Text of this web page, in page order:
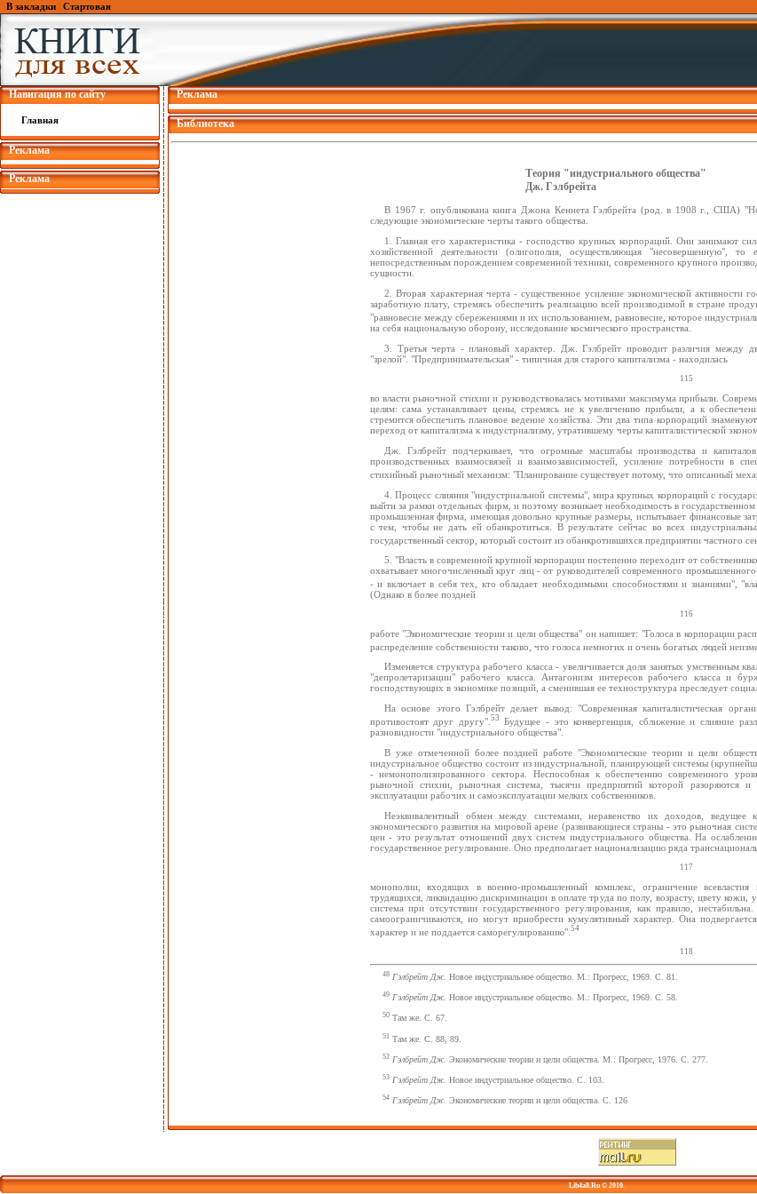
В закладки Стартовая
Навигация по сайту
Главная
Реклама
Реклама
Реклама
Библиотека
Теория "индустриального общества"
Дж. Гэлбрейта
В 1967 г. опубликована книга Джона Кеннета Гэлбрейта (род. в 1908 г., США)
следующие экономические черты такого общества.
1. Главная его характеристика - господство крупных корпораций. Они занимают
хозяйственной деятельности (олигополия, осуществляющая "несовершенную",
непосредственным порождением современной техники, современного крупного
сущности.
2. Вторая характерная черта - существенное усиление экономической активности
заработную плату, стремясь обеспечить реализацию всей производимой в стране
"равновесие между сбережениями и их использованием, равновесие, которое
на себя национальную оборону, исследование космического пространства.
3. Третья черта - плановый характер. Дж. Гэлбрейт проводит различия между
"зрелой". "Предпринимательская" - типичная для старого капитализма - находилась
115
во власти рыночной стихии и руководствовалась мотивами максимума прибыли.
целям: сама устанавливает цены, стремясь не к увеличению прибыли, а к
стремится обеспечить плановое ведение хозяйства. Эти два типа корпораций
переход от капитализма к индустриализму, утратившему черты капиталистической
Дж. Гэлбрейт подчеркивает, что огромные масштабы производства и капиталов,
производственных взаимосвязей и взаимозависимостей, усиление потребности в
стихийный рыночный механизм: "Планирование существует потому, что описанный
4. Процесс слияния "индустриальной системы", мира крупных корпораций с
выйти за рамки отдельных фирм, и поэтому возникает необходимость в
промышленная фирма, имеющая довольно крупные размеры, испытывает финансовые
с тем, чтобы не дать ей обанкротиться. В результате сейчас во всех
государственный сектор, который состоит из обанкротившихся предприятии частного
5. "Власть в современной крупной корпорации постепенно переходит от
охватывает многочисленный круг лиц - от руководителей современного
- и включает в себя тех, кто обладает необходимыми способностями и знаниями",
(Однако в более поздней
116
работе "Экономические теории и цели общества" он напишет: "Голоса в корпорации
распределение собственности таково, что голоса немногих и очень богатых людей
Изменяется структура рабочего класса - увеличивается доля занятых умственным
"депролетаризации" рабочего класса. Антагонизм интересов рабочего класса и
господствующих в экономике позиций, а сменившая ее техноструктура преследует
На основе этого Гэлбрейт делает вывод: "Современная капиталистическая
противостоят друг другу". 53 Будущее - это конвергенция, сближение и слияние
разновидности "индустриального общества".
В уже отмеченной более поздней работе "Экономические теории и цели
индустриальное общество состоит из индустриальной, планирующей системы
- немонополизированного сектора. Неспособная к обеспечению современного
рыночной стихии, рыночная система, тысячи предприятий которой разоряются
эксплуатации рабочих и самоэксплуатации мелких собственников.
Неэквивалентный обмен между системами, неравенство их доходов,
экономического развития на мировой арене (развивающиеся страны - это рыночная
цен - это результат отношений двух систем индустриального общества. На
государственное регулирование. Оно предполагает национализацию ряда
117
монополии, входящих в военно-промышленный комплекс, ограничение всевластия
трудящихся, ликвидацию дискриминации в оплате труда по полу, возрасту, цвету
система при отсутствии государственного регулирования, как правило,
самоограничиваются, но могут приобрести кумулятивный характер. Она
характер и не поддается саморегулированию". 54
118
48 Гэлбрейт Дж.Новое индустриальное общество. М.: Прогресс, 1969. С. 81.
49 Гэлбрейт Дж.Новое индустриальное общество. М.: Прогресс, 1969. С. 58.
50 Там же. С. 67.
51 Там же. С. 88, 89.
52 Гэлбрейт Дж.Экономические теории и цели общества. М.: Прогресс, 1976. С. 277.
53 Гэлбрейт Дж.Новое индустриальное общество. С. 103.
54 Гэлбрейт Дж.Экономические теории и цели общества. С. 126
Lib4all.Ru © 2010.